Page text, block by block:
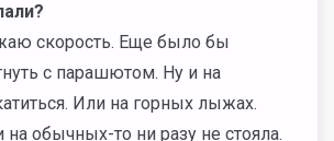
скорость. Еще было бы
с парашютом. Ну и на
Или на горных лыжах.
на обычных-то ни разу не стояла.